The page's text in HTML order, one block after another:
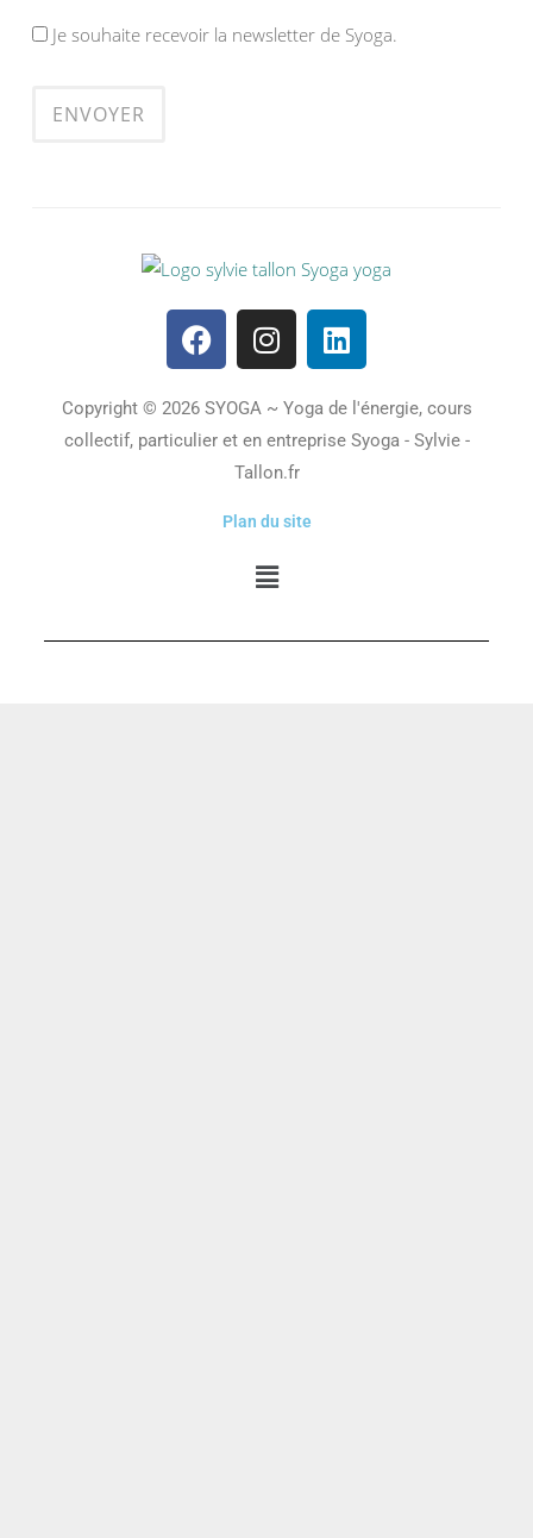
Je souhaite recevoir la newsletter de Syoga.
Copyright © 2026 SYOGA ~ Yoga de l'énergie, cours
collectif, particulier et en entreprise Syoga - Sylvie -
Tallon.fr
Plan du site